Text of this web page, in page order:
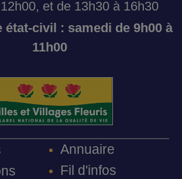
et de 13h30 à 16h30
état-civil : samedi de 9h00 à
11h00
Annuaire
Fil d'infos